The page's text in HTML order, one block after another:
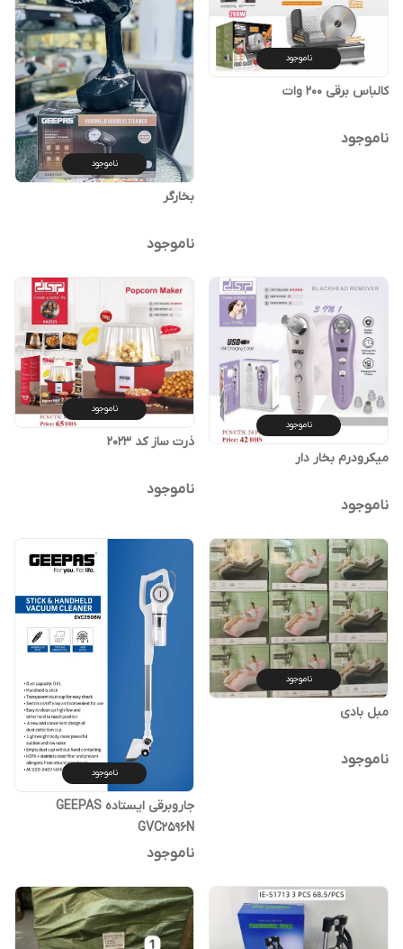
ناموجود
کالباس برقی 200 وات
ناموجود
ناموجود
بخارگر
ناموجود
ناموجود
میکرودرم بخار دار
ناموجود
ناموجود
ذرت ساز کد 2023
ناموجود
ناموجود
مبل بادی
ناموجود
ناموجود
جاروبرقی ایستاده GEEPAS
GVC2596N
ناموجود